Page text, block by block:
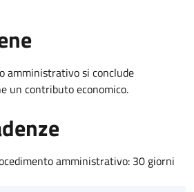
amministrativo si conclude
un contributo economico.
amministrativo: 30 giorni